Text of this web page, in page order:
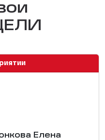
Елена